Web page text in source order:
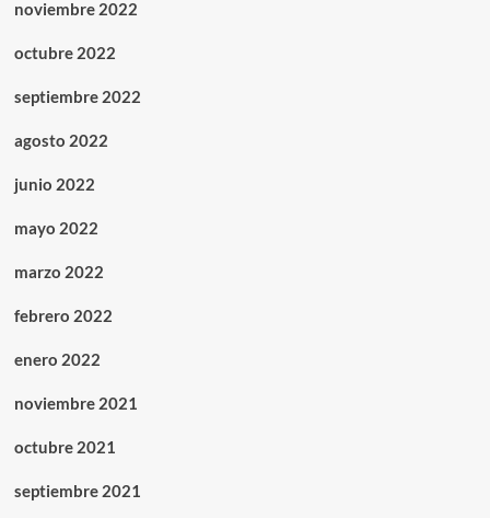
noviembre 2022
octubre 2022
septiembre 2022
agosto 2022
junio 2022
mayo 2022
marzo 2022
febrero 2022
enero 2022
noviembre 2021
octubre 2021
septiembre 2021